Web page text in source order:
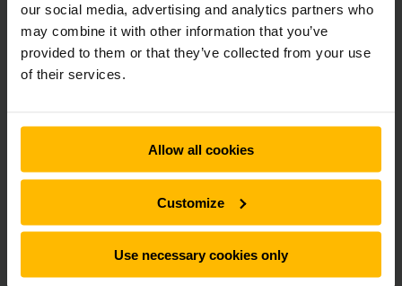
our social media, advertising and analytics partners who
may combine it with other information that you’ve
provided to them or that they’ve collected from your use
of their services.
Allow all cookies
Customize
Use necessary cookies only
Hyra ledtruck / låglyftare